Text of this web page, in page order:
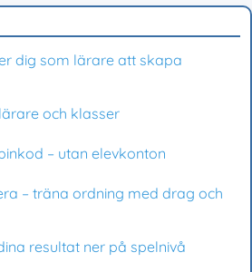
dig som lärare att skapa
och klasser
– utan elevkonton
– träna ordning med drag och
resultat ner på spelnivå